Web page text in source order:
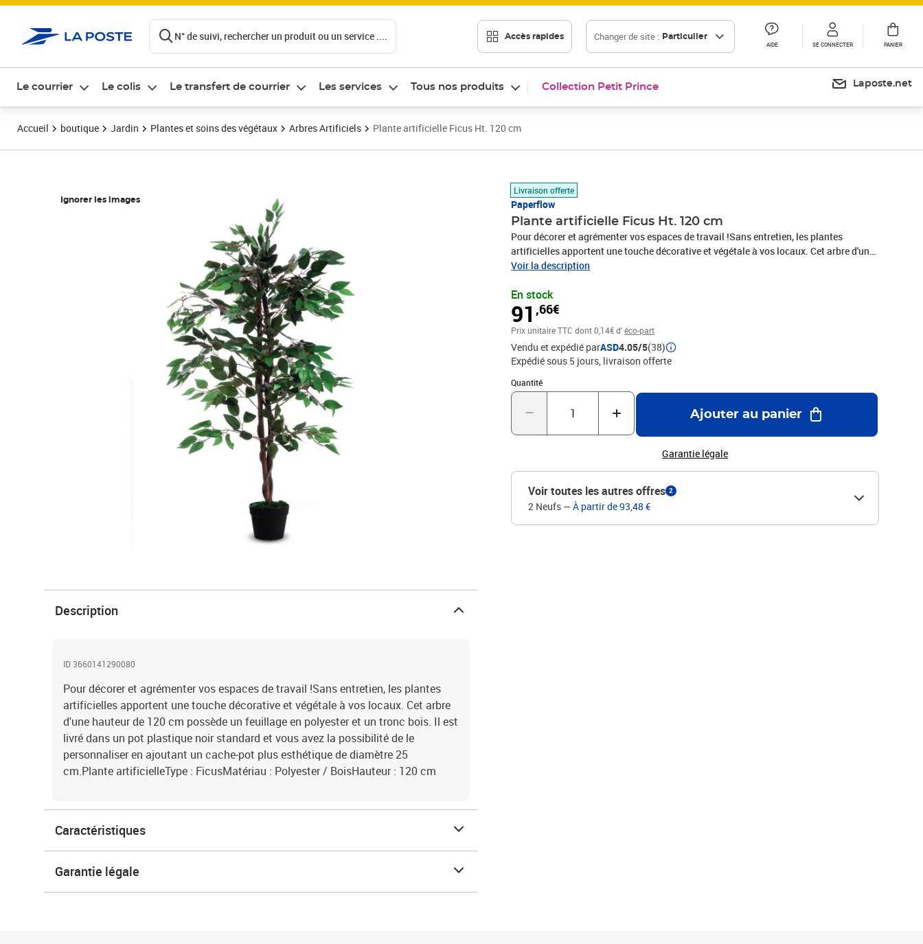
N° de suivi, rechercher un produit ou un service .... Accès rapides Changer de site : Particulier
AIDE SE CONNECTER PANIER
Le courrier Le colis Le transfert de courrier Les services Tous nos produits Collection Petit Prince Laposte.net
Accueil boutique Jardin Plantes et soins des végétaux Arbres Artificiels Plante artificielle Ficus Ht. 120 cm
Ignorer les images
Livraison offerte
Paperflow
Plante artificielle Ficus Ht. 120 cm
Pour décorer et agrémenter vos espaces de travail !Sans entretien, les plantes
artificielles apportent une touche décorative et végétale à vos locaux. Cet arbre d'une
hauteur de 120 cm possède un feuillage en polyester et un tronc bois. Il est livré dans
ajoutant un cache-pot plus esthétique de diamètre 25 cm.Plante artificielleType :
FicusMatériau : Polyester / BoisHauteur : 120 cm
Voir la description
En stock
91,66€
Prix 91,66€
Prix unitaire TTCdont 0,14€ d'éco-part
Vendu et expédié parASD4.05/5(38)
Expédié sous 5 jours livraison offerte
Quantité
Quantité : 1
Ajouter au panier
Garantie légale
Voir toutes les autres offres 2
2 Neufs —À partir de 93,48 €
Description
ID 3660141290080
Pour décorer et agrémenter vos espaces de travail !Sans entretien, les plantes
artificielles apportent une touche décorative et végétale à vos locaux. Cet arbre
d'une hauteur de 120 cm possède un feuillage en polyester et un tronc bois. Il est
livré dans un pot plastique noir standard et vous avez la possibilité de le
personnaliser en ajoutant un cache-pot plus esthétique de diamètre 25
cm.Plante artificielleType : FicusMatériau : Polyester / BoisHauteur : 120 cm
Caractéristiques
Garantie légale